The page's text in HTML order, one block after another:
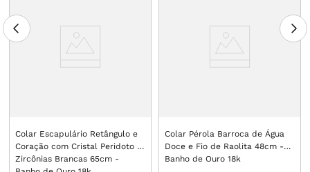
Colar Escapulário Retângulo e
Coração com Cristal Peridoto e
Zircônias Brancas 65cm -
Colar Pérola Barroca de Água
Doce e Fio de Raolita 48cm -
Banho de Ouro 18k